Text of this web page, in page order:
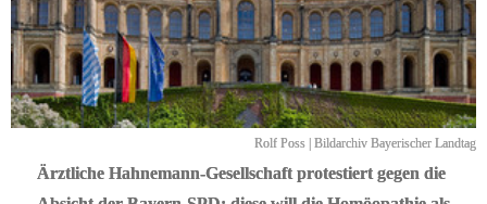
Rolf Poss | Bildarchiv Bayerischer Landtag
Ärztliche Hahnemann-Gesellschaft protestiert gegen die